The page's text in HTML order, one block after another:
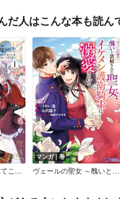
だ人はこんな本も読ん
妹に婚約者を取られてこのたび醜悪公と押しつけられ婚する運びとなりました＠COMIC
マンガ｜巻
ヴェールの聖女 ～醜いと誤解された聖女、イケメン護衛騎士に溺愛される～（コミック）